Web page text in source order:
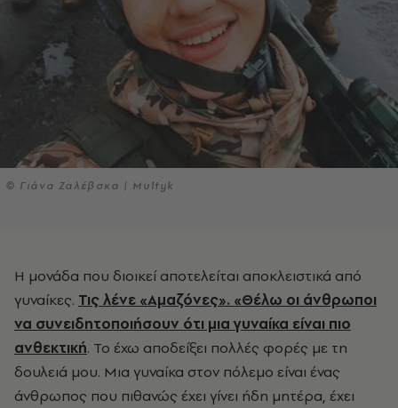
© Γιάνα Ζαλέβσκα | Multyk
Η μονάδα που διοικεί αποτελείται αποκλειστικά από
γυναίκες. Τις λένε «Αμαζόνες». «Θέλω οι άνθρωποι
να συνειδητοποιήσουν ότι μια γυναίκα είναι πιο
ανθεκτική. Το έχω αποδείξει πολλές φορές με τη
δουλειά μου. Μια γυναίκα στον πόλεμο είναι ένας
άνθρωπος που πιθανώς έχει γίνει ήδη μητέρα, έχει